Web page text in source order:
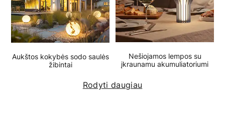
Aukštos kokybės sodo saulės
žibintai
Nešiojamos lempos su
įkraunamu akumuliatoriumi
Rodyti daugiau